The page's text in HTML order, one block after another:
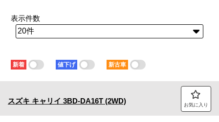
保存した検索条件
トラック市FC会員専用ページはこちら
新着順
走行距離
少ない順
多い順
価格
安い順
高い順
少ない順
多い順
短い順
表示件数
新着 値下げ 新古車
スズキ キャリイ 3BD-DA16T (2WD) お気に入り